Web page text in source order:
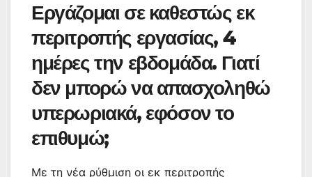
Εργάζομαι σε καθεστώς εκ
περιτροπής εργασίας, 4
ημέρες την εβδομάδα. Γιατί
δεν μπορώ να απασχοληθώ
υπερωριακά, εφόσον το
επιθυμώ;
Με τη νέα ρύθμιση οι εκ περιτροπής